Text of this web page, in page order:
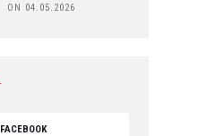
ON 04.05.2026
FACEBOOK